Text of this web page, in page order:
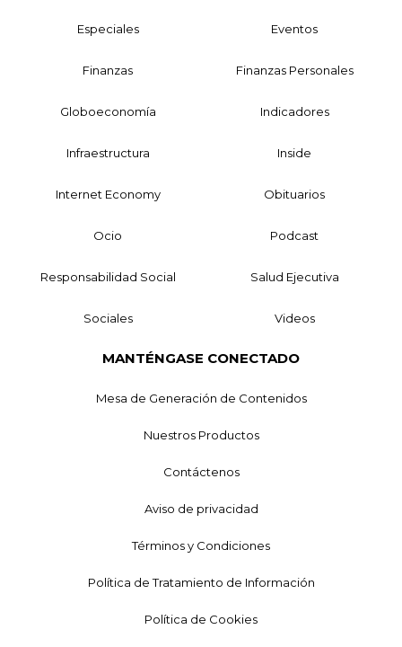
Especiales Eventos
Finanzas Finanzas Personales
Globoeconomía Indicadores
Infraestructura Inside
Internet Economy Obituarios
Ocio Podcast
Responsabilidad Social Salud Ejecutiva
Sociales Videos
MANTÉNGASE CONECTADO
Mesa de Generación de Contenidos
Nuestros Productos
Contáctenos
Aviso de privacidad
Términos y Condiciones
Política de Tratamiento de Información
Política de Cookies